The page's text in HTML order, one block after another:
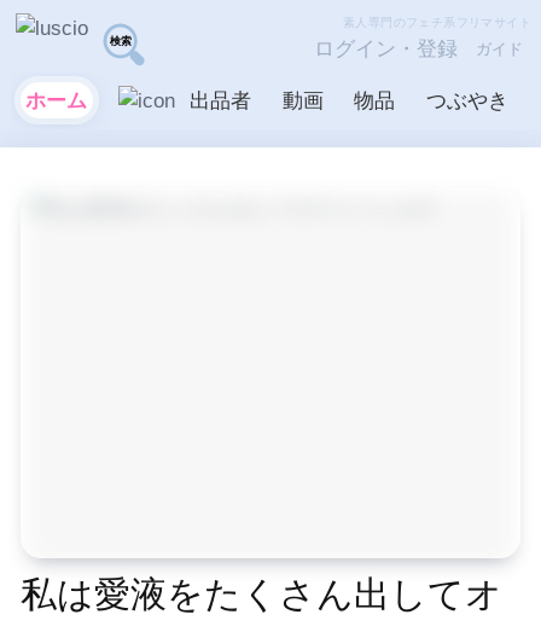
ホーム 出品者 動画 物品 つぶやき
素人専門のフェチ系フリマサイト
ログイン・登録 ガイド
私は愛液をたくさん出してオ